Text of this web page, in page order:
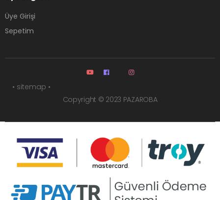
Üye Girişi
Sepetim
Copyright © 2023 PAZAROBA
• sitemap •